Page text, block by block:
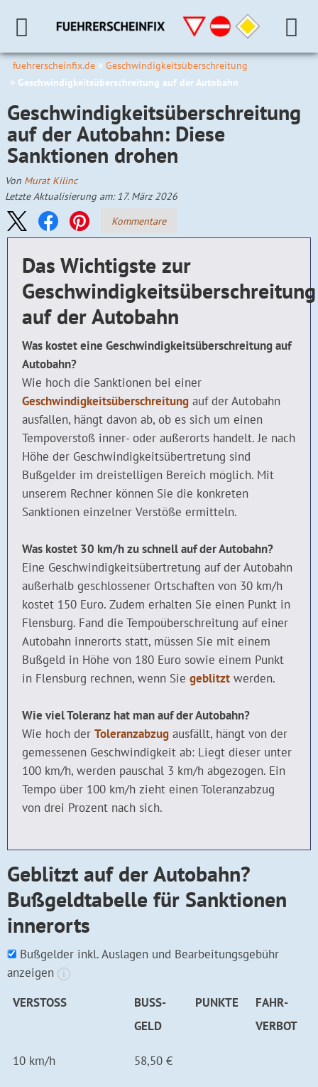
fuehrerscheinfix.de
Geschwindigkeitsüberschreitung
Geschwindigkeitsüberschreitung auf der Autobahn
Geschwindigkeitsüberschreitung
auf der Autobahn: Diese
Sanktionen drohen
Von Murat Kilinc
Letzte Aktualisierung am: 17. März 2026
Kommentare
Das Wichtigste zur
Geschwindigkeitsüberschreitung
auf der Autobahn
Was kostet eine Geschwindigkeitsüberschreitung auf
Autobahn?
Wie hoch die Sanktionen bei einer
Geschwindigkeitsüberschreitung auf der Autobahn
ausfallen, hängt davon ab, ob es sich um einen
Tempoverstoß inner- oder außerorts handelt. Je nach
Höhe der Geschwindigkeitsübertretung sind
Bußgelder im dreistelligen Bereich möglich. Mit
unserem Rechner können Sie die konkreten
Sanktionen einzelner Verstöße ermitteln.
Was kostet 30 km/h zu schnell auf der Autobahn?
Eine Geschwindigkeitsübertretung auf der Autobahn
außerhalb geschlossener Ortschaften von 30 km/h
kostet 150 Euro. Zudem erhalten Sie einen Punkt in
Flensburg. Fand die Tempoüberschreitung auf einer
Autobahn innerorts statt, müssen Sie mit einem
Bußgeld in Höhe von 180 Euro sowie einem Punkt
in Flensburg rechnen, wenn Sie geblitzt werden.
Wie viel Toleranz hat man auf der Autobahn?
Wie hoch der Toleranzabzug ausfällt, hängt von der
gemessenen Geschwindigkeit ab: Liegt dieser unter
100 km/h, werden pauschal 3 km/h abgezogen. Ein
Tempo über 100 km/h zieht einen Toleranzabzug
von drei Prozent nach sich.
Geblitzt auf der Autobahn?
Bußgeldtabelle für Sanktionen
innerorts
Bußgelder inkl. Auslagen und Bearbeitungsgebühr
anzeigen
i
VER­STOSS
BUSS­G
ELD
PUNKTE
FAHR­
VERBOT
10 km/h 58,50 €